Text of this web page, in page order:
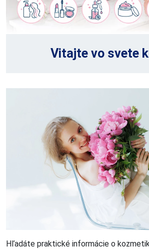
Vitajte vo svete
Hľadáte praktické informácie o